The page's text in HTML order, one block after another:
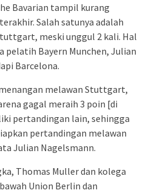
Bavarian tampil kurang
Salah satunya adalah
meski unggul 2 kali. Hal
Bayern Munchen, Julian
Barcelona.
melawan Stuttgart,
gagal meraih 3 poin [di
pertandingan lain, sehingga
pertandingan melawan
Julian Nagelsmann.
Thomas Muller dan kolega
Union Berlin dan